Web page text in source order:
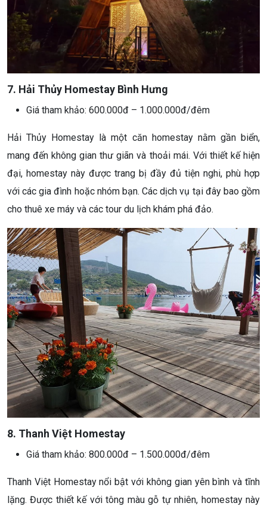
7. Hải Thủy Homestay Bình Hưng
Giá tham khảo: 600.000đ – 1.000.000đ/đêm
Hải Thủy Homestay là một căn homestay nằm gần biển,
mang đến không gian thư giãn và thoải mái. Với thiết kế hiện
đại, homestay này được trang bị đầy đủ tiện nghi, phù hợp
với các gia đình hoặc nhóm bạn. Các dịch vụ tại đây bao gồm
cho thuê xe máy và các tour du lịch khám phá đảo.
8. Thanh Việt Homestay
Giá tham khảo: 800.000đ – 1.500.000đ/đêm
Thanh Việt Homestay nổi bật với không gian yên bình và tĩnh
lặng. Được thiết kế với tông màu gỗ tự nhiên, homestay này